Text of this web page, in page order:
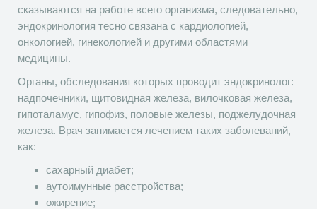
сказываются на работе всего организма, следовательно,
эндокринология тесно связана с кардиологией,
онкологией, гинекологией и другими областями
медицины.
Органы, обследования которых проводит эндокринолог:
надпочечники, щитовидная железа, вилочковая железа,
гипоталамус, гипофиз, половые железы, поджелудочная
железа. Врач занимается лечением таких заболеваний,
как:
сахарный диабет;
аутоимунные расстройства;
ожирение;